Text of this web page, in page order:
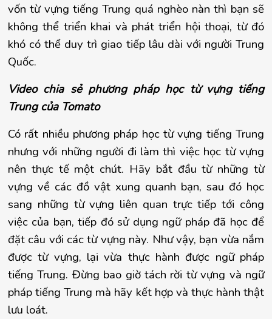
vốn từ vựng tiếng Trung quá nghèo nàn thì bạn sẽ
không thể triển khai và phát triển hội thoại, từ đó
khó có thể duy trì giao tiếp lâu dài với người Trung
Quốc.
Video chia sẻ phương pháp học từ vựng tiếng
Trung của Tomato
Có rất nhiều phương pháp học từ vựng tiếng Trung
nhưng với những người đi làm thì việc học từ vựng
nên thực tế một chút. Hãy bắt đầu từ những từ
vựng về các đồ vật xung quanh bạn, sau đó học
sang những từ vựng liên quan trực tiếp tới công
việc của bạn, tiếp đó sử dụng ngữ pháp đã học để
đặt câu với các từ vựng này. Như vậy, bạn vừa nắm
được từ vựng, lại vừa thực hành được ngữ pháp
tiếng Trung. Đừng bao giờ tách rời từ vựng và ngữ
pháp tiếng Trung mà hãy kết hợp và thực hành thật
lưu loát.